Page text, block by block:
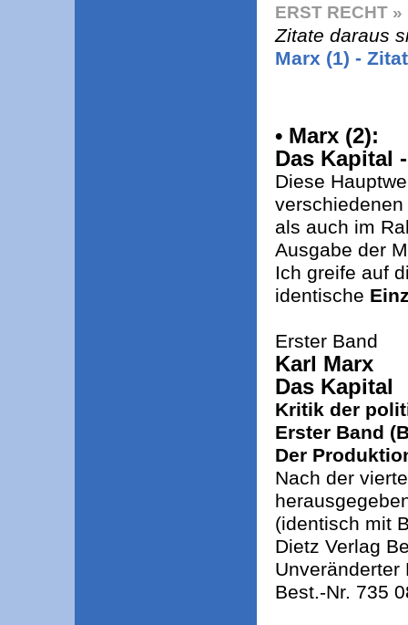
ERST RECHT
Zitate daraus
Marx (1) -
• Marx (2):
Das Kapital
Diese
als auch im
Ausgabe der
Ich greife auf
identische
Erster Band
Karl Marx
Das Kapital
Kritik der
Erster Band
Der
Nach der
(identisch mit
Dietz Verlag
Unveränderter
Best.-Nr. 735